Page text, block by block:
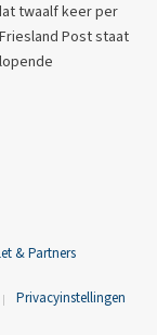
twaalf keer per
Post staat
& Partners
Privacyinstellingen